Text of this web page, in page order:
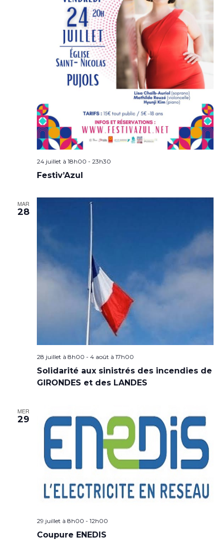
24 juillet à 18h00 - 23h30
Festiv’Azul
MAR
28
28 juillet à 8h00 - 4 août à 17h00
Solidarité aux sinistrés des incendies de
GIRONDES et des LANDES
MER
29
29 juillet à 8h00 - 12h00
Coupure ENEDIS